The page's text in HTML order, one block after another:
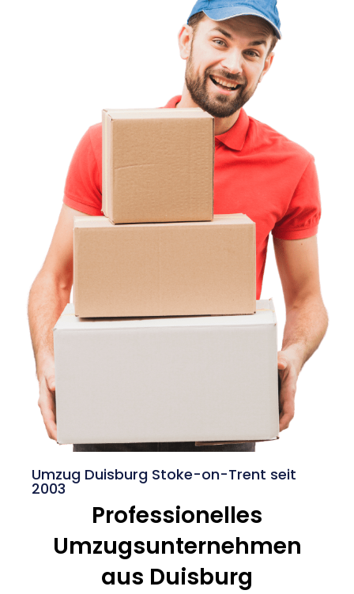
Umzug Duisburg Stoke-on-Trent seit
2003
Professionelles
Umzugsunternehmen
aus Duisburg